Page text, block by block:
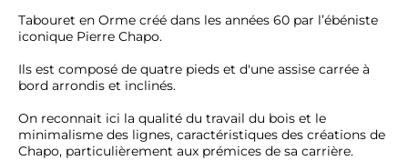
Tabouret en Orme créé dans les années 60 par l’ébéniste
iconique Pierre Chapo.
Ils est composé de quatre pieds et d'une assise carrée à
bord arrondis et inclinés.
On reconnait ici la qualité du travail du bois et le
minimalisme des lignes, caractéristiques des créations de
Chapo, particulièrement aux prémices de sa carrière.